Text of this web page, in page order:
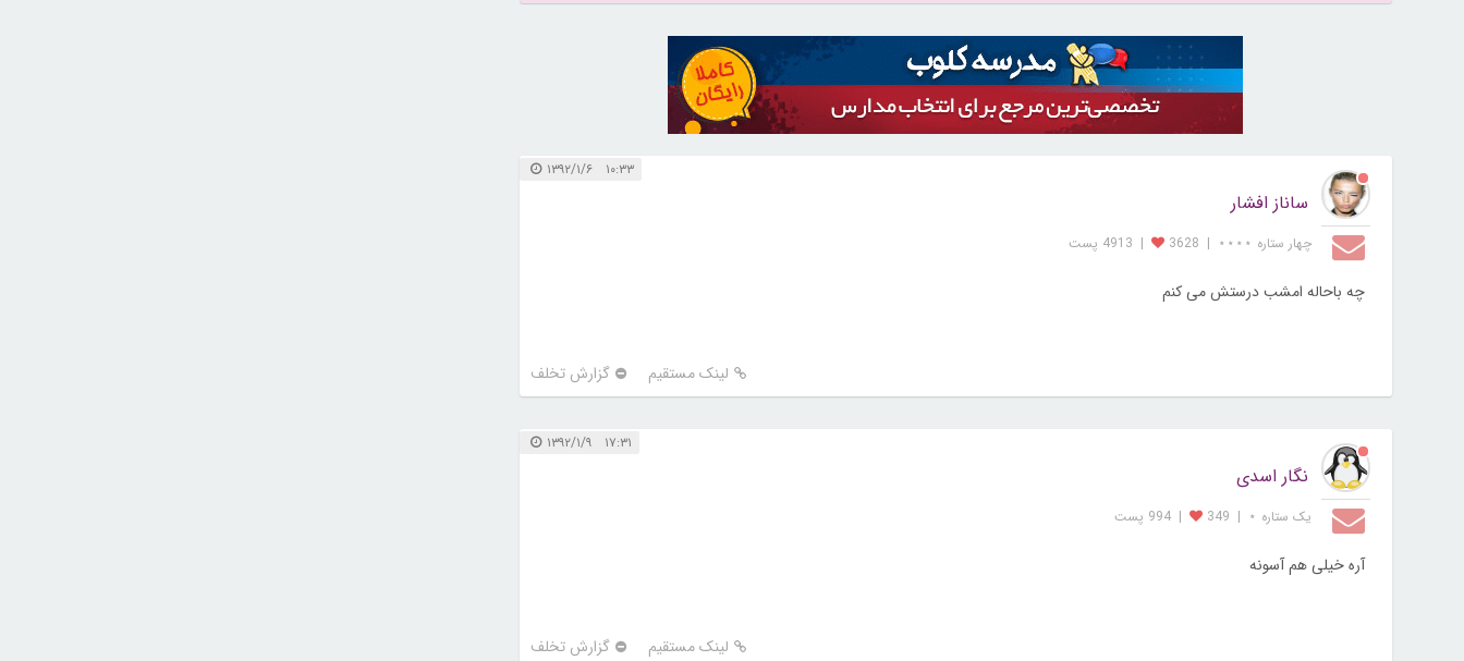
۱۰:۳۳ ۱۳۹۲/۱/۶
ساناز افشار
چهار ستاره ⋆⋆⋆⋆ |
3628
| 4913 پست
چه باحاله امشب درستش می کنم
لینک مستقیم گزارش تخلف
۱۷:۳۱ ۱۳۹۲/۱/۹
نگار اسدی
یک ستاره ⋆ |
349
| 994 پست
آره خیلی هم آسونه
لینک مستقیم گزارش تخلف